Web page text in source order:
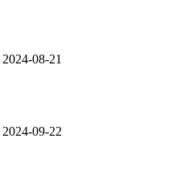
2024-08-21
2024-09-22